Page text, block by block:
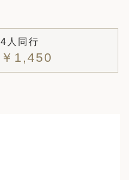
4人同行
￥1,450